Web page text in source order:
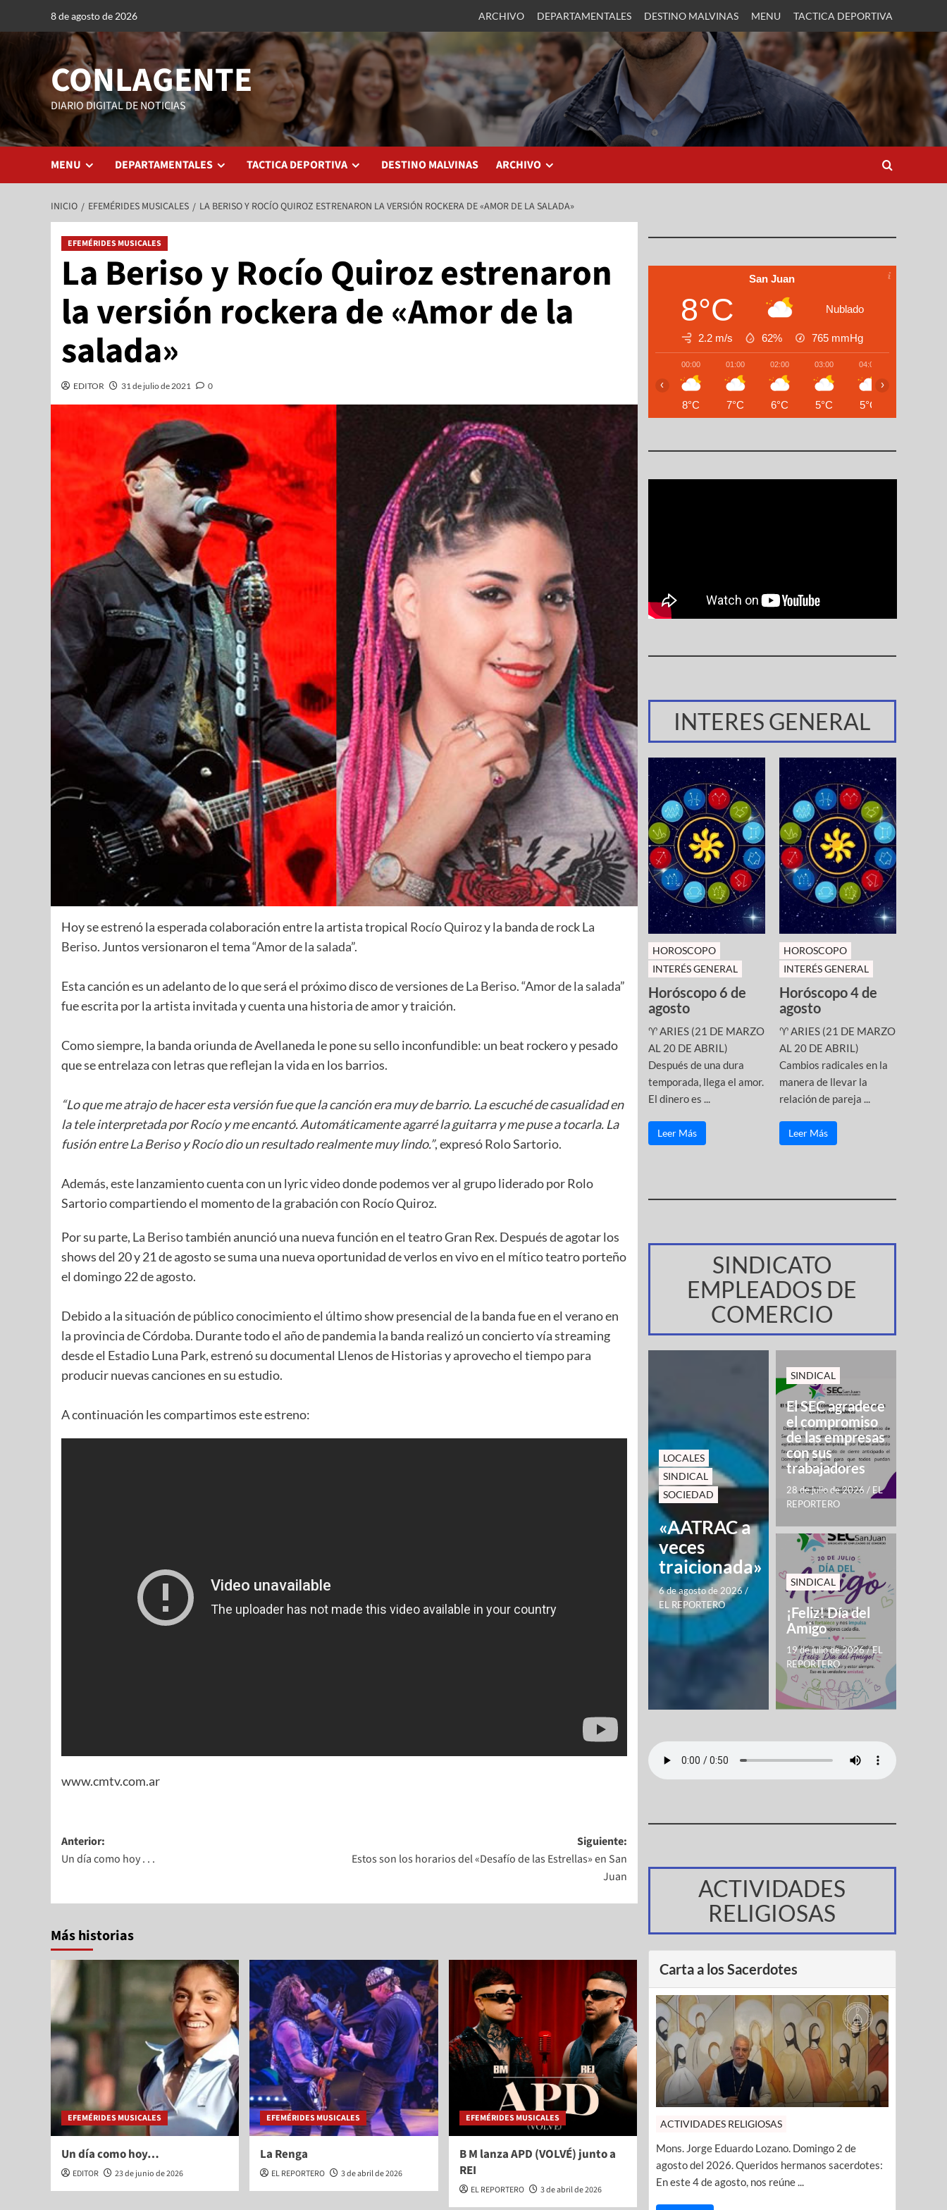
8 de agosto de 2026 ARCHIVO DEPARTAMENTALES DESTINO MALVINAS MENU TACTICA DEPORTIVA
CONLAGENTE
DIARIO DIGITAL DE NOTICIAS
MENU DEPARTAMENTALES TACTICA DEPORTIVA DESTINO MALVINAS ARCHIVO
INICIO EFEMÉRIDES MUSICALES LA BERISO Y ROCÍO QUIROZ ESTRENARON LA VERSIÓN ROCKERA DE «AMOR DE LA SALADA»
EFEMÉRIDES MUSICALES
La Beriso y Rocío Quiroz estrenaron
la versión rockera de «Amor de la
salada»
EDITOR 31 de julio de 2021 0
Hoy se estrenó la esperada colaboración entre la artista tropical Rocío Quirozy la banda de rockLa
Beriso. Juntos versionaron el tema “Amor de la salada”.
Esta canción es un adelanto de lo que será el próximo disco de versiones deLa Beriso. “Amor de la salada”
fue escrita por la artista invitada y cuenta una historia de amor y traición.
Como siempre, la banda oriunda de Avellaneda le pone su sello inconfundible: un beat rockero y pesado
que se entrelaza con letras que reflejan la vida en los barrios.
“Lo que me atrajo de hacer esta versión fue que la canción era muy de barrio. La escuché de casualidad en
la tele interpretada porRocíoy me encantó. Automáticamente agarré la guitarra y me puse a tocarla. La
fusión entreLa BerisoyRocíodio un resultado realmente muy lindo.”, expresó Rolo Sartorio.
Además, este lanzamiento cuenta con un lyric video donde podemos ver al grupo liderado por Rolo
Sartorio compartiendo el momento de la grabación con Rocío Quiroz.
Por su parte, La Berisotambién anunció una nueva función en el teatro Gran Rex. Después de agotar los
shows del 20 y 21 de agosto se suma una nueva oportunidad de verlos en vivo en el mítico teatro porteño
el domingo 22 de agosto.
Debido a la situación de público conocimiento el último show presencial de la banda fue en el verano en
la provincia de Córdoba. Durante todo el año de pandemia la banda realizó un concierto vía streaming
desde el Estadio Luna Park, estrenó su documental Llenos de Historias y aprovecho el tiempo para
producir nuevas canciones en su estudio.
A continuación les compartimos este estreno:
www.cmtv.com.ar
Anterior:
Un día como hoy . . .
Siguiente:
Estos son los horarios del «Desafío de las Estrellas» en San
Juan
Más historias
EFEMÉRIDES MUSICALES
Un día como hoy…
EDITOR 23 de junio de 2026
EFEMÉRIDES MUSICALES
La Renga
EL REPORTERO 3 de abril de 2026
EFEMÉRIDES MUSICALES
B M lanza APD (VOLVÉ) junto a
REI
EL REPORTERO 3 de abril de 2026
San Juan
8°C Nublado
2.2 m/s 62% 765 mmHg
00:00
8°C
01:00
7°C
02:00
6°C
03:00
5°C
04:00
5°C
‹ ›
INTERES GENERAL
HOROSCOPO
INTERÉS GENERAL
Horóscopo 6 de
agosto
♈ ARIES (21 DE MARZO
AL 20 DE ABRIL)
Después de una dura
temporada, llega el amor.
El dinero es ...
Leer Más
HOROSCOPO
INTERÉS GENERAL
Horóscopo 4 de
agosto
♈ ARIES (21 DE MARZO
AL 20 DE ABRIL)
Cambios radicales en la
manera de llevar la
relación de pareja ...
Leer Más
SINDICATO
EMPLEADOS DE
COMERCIO
LOCALES
SINDICAL
SOCIEDAD
«AATRAC a
veces
traicionada»
6 de agosto de 2026/
EL REPORTERO
SINDICAL
El SEC agradece
el compromiso
de las empresas
con sus
trabajadores
28 de julio de 2026 / EL
REPORTERO
SINDICAL
¡Feliz! Día del
Amigo
19 de julio de 2026/EL
REPORTERO
ACTIVIDADES
RELIGIOSAS
Carta a los Sacerdotes
ACTIVIDADES RELIGIOSAS
Mons. Jorge Eduardo Lozano. Domingo 2 de
agosto del 2026. Queridos hermanos sacerdotes:
En este 4 de agosto, nos reúne ...